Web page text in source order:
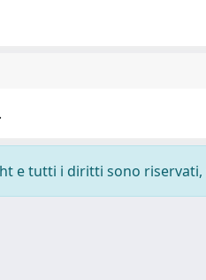
e tutti i diritti sono riservati,